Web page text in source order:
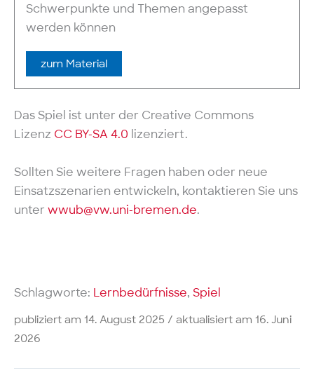
Schwerpunkte und Themen angepasst
werden können
zum Material
Das Spiel ist unter der Creative Commons
Lizenz CC BY-SA 4.0 lizenziert.
Sollten Sie weitere Fragen haben oder neue
Einsatzszenarien entwickeln, kontaktieren Sie uns
unter wwub@vw.uni-bremen.de.
Schlagworte: Lernbedürfnisse, Spiel
publiziert am 14. August 2025
16. Juni
2026